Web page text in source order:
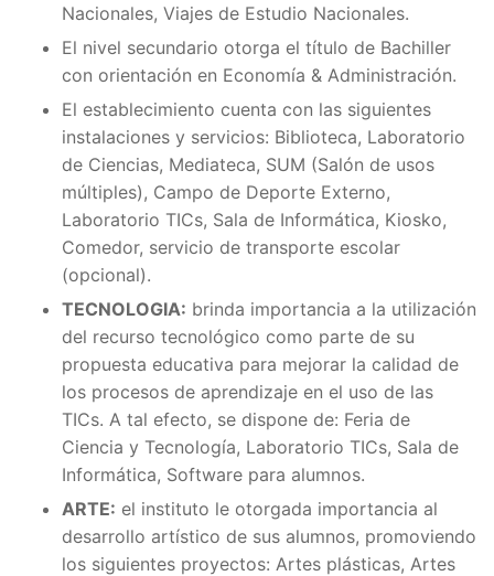
Nacionales, Viajes de Estudio Nacionales.
El nivel secundario otorga el título de Bachiller
con orientación en Economía & Administración.
El establecimiento cuenta con las siguientes
instalaciones y servicios: Biblioteca, Laboratorio
de Ciencias, Mediateca, SUM (Salón de usos
múltiples), Campo de Deporte Externo,
Laboratorio TICs, Sala de Informática, Kiosko,
Comedor, servicio de transporte escolar
(opcional).
TECNOLOGIA: brinda importancia a la utilización
del recurso tecnológico como parte de su
propuesta educativa para mejorar la calidad de
los procesos de aprendizaje en el uso de las
TICs. A tal efecto, se dispone de: Feria de
Ciencia y Tecnología, Laboratorio TICs, Sala de
Informática, Software para alumnos.
ARTE: el instituto le otorgada importancia al
desarrollo artístico de sus alumnos, promoviendo
los siguientes proyectos: Artes plásticas, Artes